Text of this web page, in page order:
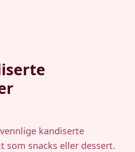
kandiserte
som snacks eller dessert.